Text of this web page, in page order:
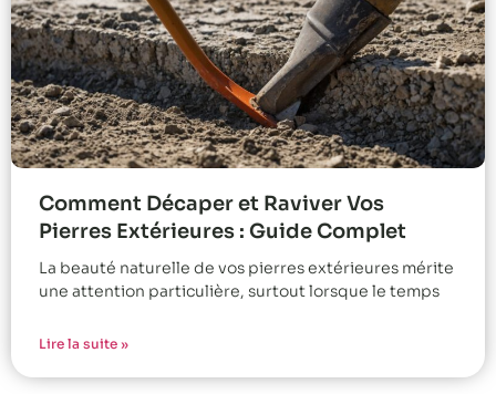
Comment Décaper et Raviver Vos
Pierres Extérieures : Guide Complet
La beauté naturelle de vos pierres extérieures mérite
une attention particulière, surtout lorsque le temps
Lire la suite »